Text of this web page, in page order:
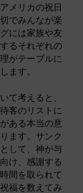
メリカの祝日
でみんなが楽
には家族や友
るそれぞれの
がテーブルに
ます。
て考えると、
客のリストに
ある本当の意
ます。サンク
して、神が与
け、感謝する
間を取られて
福を数えてみ